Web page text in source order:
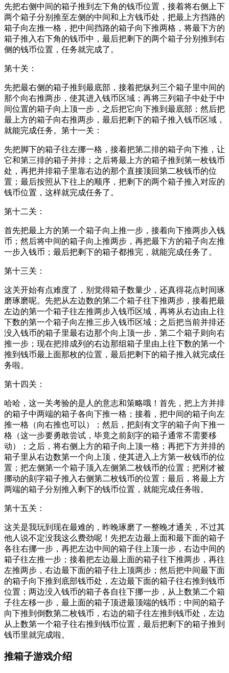
先把右侧中间的箱子推到左下角的钱币位置，接着将右侧上下
两个箱子分别推至左侧的中间和上方钱币处，把最上方挡路的
箱子向左推一格，把中间挡路的箱子向下推两格，将最下方的
箱子推入右下角的钱币中，最后把剩下的两个箱子分别推到右
侧的钱币位置，任务就完成了。
第十关：
先把最右侧的箱子推到最底部，接着把纵列三个箱子里中间的
那个向右推两步，使其进入钱币区域；再将三列箱子中处于中
间位置的箱子向上顶一步，之后把它向下推到最底部；然后把
最上方的箱子向右推两步，最后把剩下的箱子推入钱币区域，
就能完成任务。第十一关：
先把脚下的箱子往左挪一格，接着把第二排的箱子向下推，让
它和第三排的箱子并排；之后将最上方的箱子推到第一枚钱币
处，再把并排箱子里靠右边的那个直接顶回第二枚钱币的位
置；最后按照从下往上的顺序，把剩下的两个箱子推入对应的
钱币位置，这样就完成任务了。
第十二关：
首先把最上方的第一个箱子向上推一步，接着向下推两步入钱
币；然后将中间的箱子向上推两步，再把最下方的箱子向左推
一步入钱币；最后把剩下的箱子都推完，就能完成任务了。
第十三关：
这关开始有点难度了，别觉得箱子数量少，还真得花点时间琢
磨琢磨呢。先把从左边数的第二个箱子往下推两步，接着把最
左边的第一个箱子往左推两步入钱币区域，再将从右边由上往
下数的第一个箱子向左推三步入钱币区域；之后把当前并排还
没入钱币的箱子里最右边那个向上顶一步，第二个箱子则向右
推一步；现在把排成列的右边那组箱子里由上往下数的第一个
推到钱币最上面那枚的位置，最后把剩下的箱子推入就完成任
务啦。
第十四关：
哈哈，这一关考验的是人的意志和策略哦！首先，把上方并排
的箱子中两端的箱子各向下推一格；接着，把中间的箱子向左
推一格（向右推也可以）；然后，把刻有文字的箱子向下推一
格（这一步要勇敢尝试，毕竟之前刻字的箱子通常不需要移
动）；之后，将右侧上方的箱子向上顶一格；再把下方并排的
箱子里从右边数第一个向上顶，使其进入上方第一枚钱币的位
置；把左侧第一个箱子顶入左侧第二枚钱币的位置；把刚才被
挪动的刻字箱子推入右侧第二枚钱币的位置；最后，将最上方
两端的箱子分别推入剩下的钱币位置，就能完成任务啦。
第十五关：
这关是我玩到现在最难的，昨晚琢磨了一整晚才通关，不过其
他人说不定没我这么费劲呢！先把左边最上面和最下面的箱子
各往右挪一步，再把左边中间的箱子往上顶一步，右边中间的
箱子往左推一步；接着把左边最上面的箱子往下推两步，再往
左推两步，右边最下面的箱子往上顶两步；然后把中间最下面
的箱子向下推到底部钱币处，左边最下面的箱子往右推到钱币
位置；两边没入钱币的箱子各自往下挪一步，从上数第二个箱
子往左移一步，最上面的箱子顶进最顶端的钱币；中间的箱子
向下推到倒数第二枚钱币，右边的箱子往左推到钱币处，左边
从上数第一个箱子往右推到钱币位置，最后把剩下的箱子推到
钱币里就完成啦。
推箱子游戏介绍